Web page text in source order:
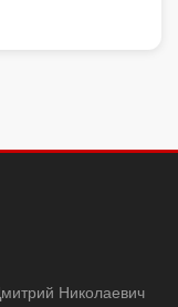
Николаевич